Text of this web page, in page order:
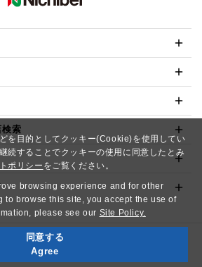
を目的としてクッキー(Cookie)を使用してい
続することでクッキーの使用に同意したとみ
ポリシー をご覧ください。
browsing experience and for other
to browse this site, you accept the use of
please see our Site Policy.
同意する
Agree
索
NICHIBEI CO.,LTD. All Rights Reserved.